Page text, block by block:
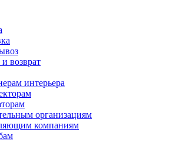
возврат
интерьера
организациям
компаниям